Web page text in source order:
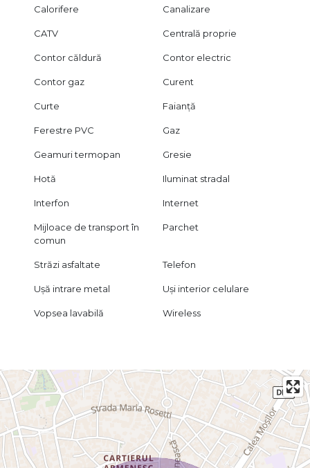
Calorifere Canalizare
CATV Centrală proprie
Contor căldură Contor electric
Contor gaz Curent
Curte Faianță
Ferestre PVC Gaz
Geamuri termopan Gresie
Hotă Iluminat stradal
Interfon Internet
Mijloace de transport în
comun
Parchet
Străzi asfaltate Telefon
Ușă intrare metal Uși interior celulare
Vopsea lavabilă Wireless